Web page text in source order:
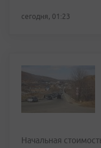
сегодня, 01:23
Начальная